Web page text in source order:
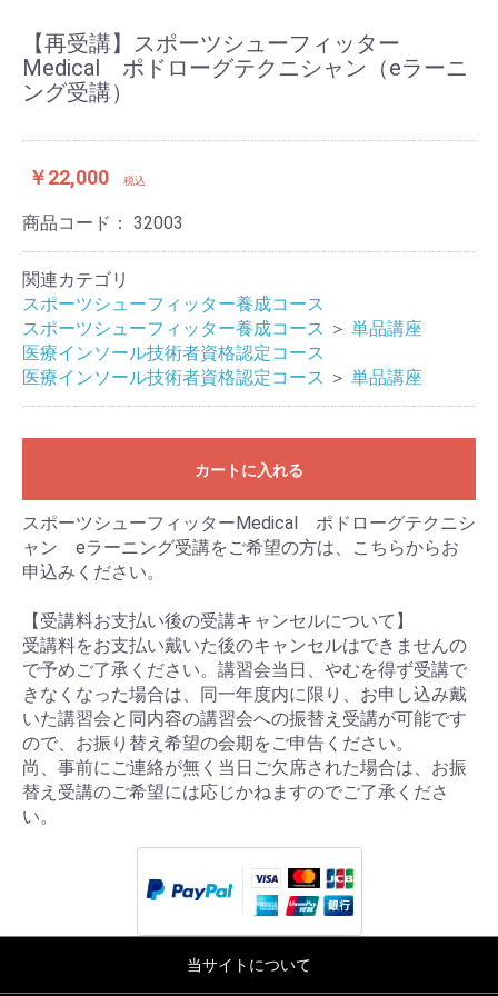
【再受講】スポーツシューフィッター
Medical ポドローグテクニシャン（eラーニ
ング受講）
￥22,000 税込
商品コード： 32003
関連カテゴリ
スポーツシューフィッター養成コース
スポーツシューフィッター養成コース ＞ 単品講座
医療インソール技術者資格認定コース
医療インソール技術者資格認定コース ＞ 単品講座
カートに入れる
スポーツシューフィッターMedical ポドローグテクニシ
ャン eラーニング受講をご希望の方は、こちらからお
申込みください。
【受講料お支払い後の受講キャンセルについて】
受講料をお支払い戴いた後のキャンセルはできませんの
で予めご了承ください。講習会当日、やむを得ず受講で
きなくなった場合は、同一年度内に限り、お申し込み戴
いた講習会と同内容の講習会への振替え受講が可能です
ので、お振り替え希望の会期をご申告ください。
尚、事前にご連絡が無く当日ご欠席された場合は、お振
替え受講のご希望には応じかねますのでご了承くださ
い。
当サイトについて